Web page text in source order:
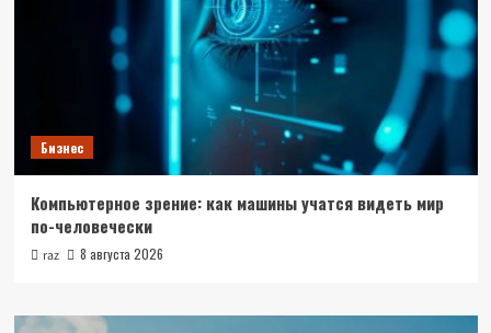
Бизнес
Компьютерное зрение: как машины учатся видеть мир
по-человечески
raz 8 августа 2026